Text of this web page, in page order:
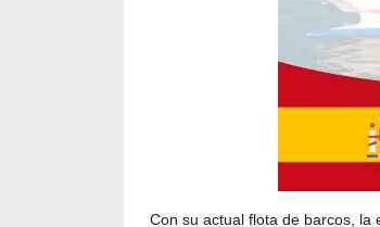
Con su actual flota de barcos, la